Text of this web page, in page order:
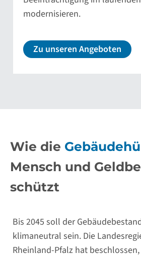
modernisieren.
Zu unseren Angeboten
Wie die
Mensch und
schützt
Bis 2045 soll der
klimaneutral sein. Die
Rheinland-Pfalz hat